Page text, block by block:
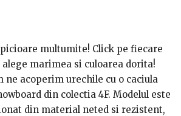
multumite! Click pe fiecare
marimea si culoarea dorita!
ne acoperim urechile cu o caciula
din colectia 4F. Modelul este
din material neted si rezistent,